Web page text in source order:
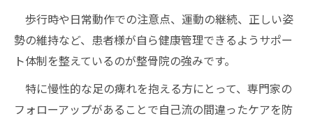
歩行時や日常動作での注意点、運動の継続、正しい姿
勢の維持など、患者様が自ら健康管理できるようサポー
ト体制を整えているのが整骨院の強みです。
特に慢性的な足の痺れを抱える方にとって、専門家の
フォローアップがあることで自己流の間違ったケアを防